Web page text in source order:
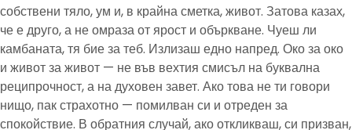
собствени тяло, ум и, в крайна сметка, живот. Затова казах,
че е друго, а не омраза от ярост и объркване. Чуеш ли
камбаната, тя бие за теб. Излизаш едно напред. Око за око
и живот за живот — не във вехтия смисъл на буквална
реципрочност, а на духовен завет. Ако това не ти говори
нищо, пак страхотно — помилван си и отреден за
спокойствие. В обратния случай, ако откликваш, си призван,